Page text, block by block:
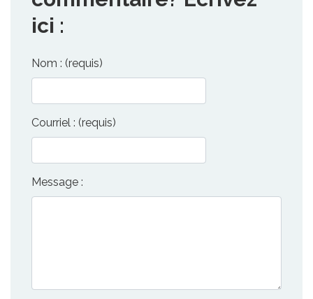
ici :
Nom : (requis)
Courriel : (requis)
Message :